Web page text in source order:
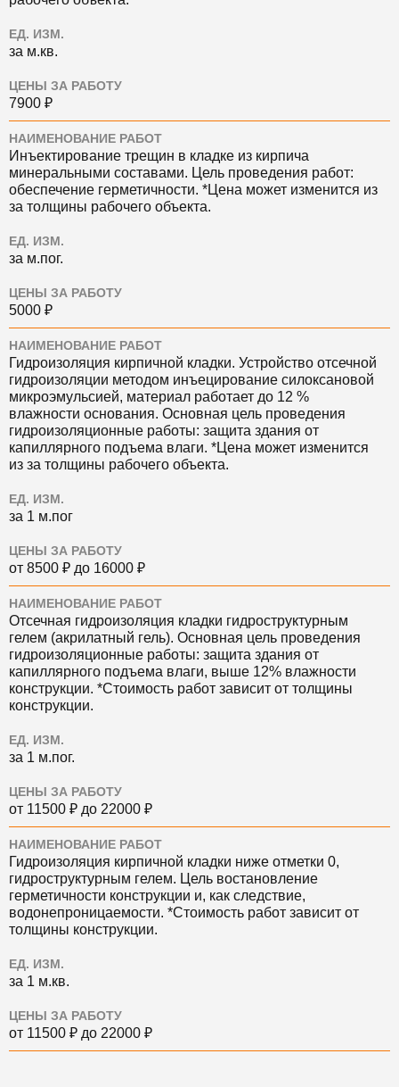
ЕД. ИЗМ.
за м.кв.
ЦЕНЫ ЗА РАБОТУ
7900 ₽
НАИМЕНОВАНИЕ РАБОТ
Инъектирование трещин в кладке из кирпича
минеральными составами. Цель проведения работ:
обеспечение герметичности. *Цена может изменится из
за толщины рабочего объекта.
ЕД. ИЗМ.
за м.пог.
ЦЕНЫ ЗА РАБОТУ
5000 ₽
НАИМЕНОВАНИЕ РАБОТ
Гидроизоляция кирпичной кладки. Устройство отсечной
гидроизоляции методом инъецирование силоксановой
микроэмульсией, материал работает до 12 %
влажности основания. Основная цель проведения
гидроизоляционные работы: защита здания от
капиллярного подъема влаги. *Цена может изменится
из за толщины рабочего объекта.
ЕД. ИЗМ.
за 1 м.пог
ЦЕНЫ ЗА РАБОТУ
от 8500 ₽ до 16000 ₽
НАИМЕНОВАНИЕ РАБОТ
Отсечная гидроизоляция кладки гидроструктурным
гелем (акрилатный гель). Основная цель проведения
гидроизоляционные работы: защита здания от
капиллярного подъема влаги, выше 12% влажности
конструкции. *Стоимость работ зависит от толщины
конструкции.
ЕД. ИЗМ.
за 1 м.пог.
ЦЕНЫ ЗА РАБОТУ
от 11500 ₽ до 22000 ₽
НАИМЕНОВАНИЕ РАБОТ
Гидроизоляция кирпичной кладки ниже отметки 0,
гидроструктурным гелем. Цель востановление
герметичности конструкции и, как следствие,
водонепроницаемости. *Стоимость работ зависит от
толщины конструкции.
ЕД. ИЗМ.
за 1 м.кв.
ЦЕНЫ ЗА РАБОТУ
от 11500 ₽ до 22000 ₽